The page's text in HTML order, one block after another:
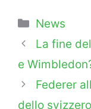
Categorie
News
La fine
e
Federer
dello